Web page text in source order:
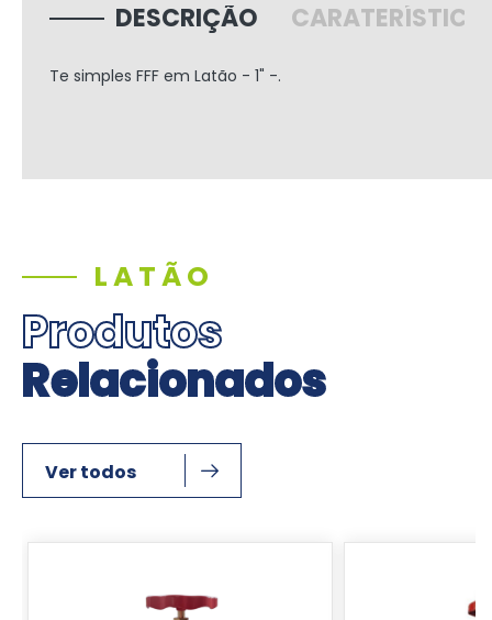
DESCRIÇÃO
Te simples FFF em Latão - 1" -.
LATÃO
Produtos
Relacionados
Ver todos